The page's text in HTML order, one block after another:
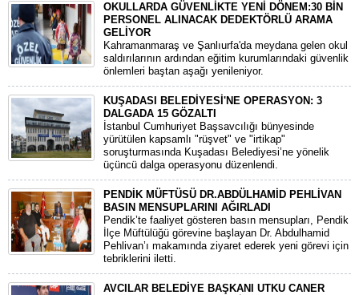
OKULLARDA GÜVENLİKTE YENİ DÖNEM:30 BİN
PERSONEL ALINACAK DEDEKTÖRLÜ ARAMA
GELİYOR
​Kahramanmaraş ve Şanlıurfa'da meydana gelen okul
saldırılarının ardından eğitim kurumlarındaki güvenlik
önlemleri baştan aşağı yenileniyor.
KUŞADASI BELEDİYESİ'NE OPERASYON: 3
DALGADA 15 GÖZALTI
​İstanbul Cumhuriyet Başsavcılığı bünyesinde
yürütülen kapsamlı "rüşvet" ve "irtikap"
soruşturmasında Kuşadası Belediyesi’ne yönelik
üçüncü dalga operasyonu düzenlendi.
PENDİK MÜFTÜSÜ DR.ABDÜLHAMİD PEHLİVAN
BASIN MENSUPLARINI AĞIRLADI
​Pendik’te faaliyet gösteren basın mensupları, Pendik
İlçe Müftülüğü görevine başlayan Dr. Abdulhamid
Pehlivan’ı makamında ziyaret ederek yeni görevi için
tebriklerini iletti.
AVCILAR BELEDİYE BAŞKANI UTKU CANER